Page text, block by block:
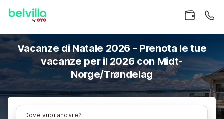
Vacanze di Natale 2026 - Prenota le tue
vacanze per il 2026 con Midt-
Norge/Trøndelag
Dove vuoi andare?